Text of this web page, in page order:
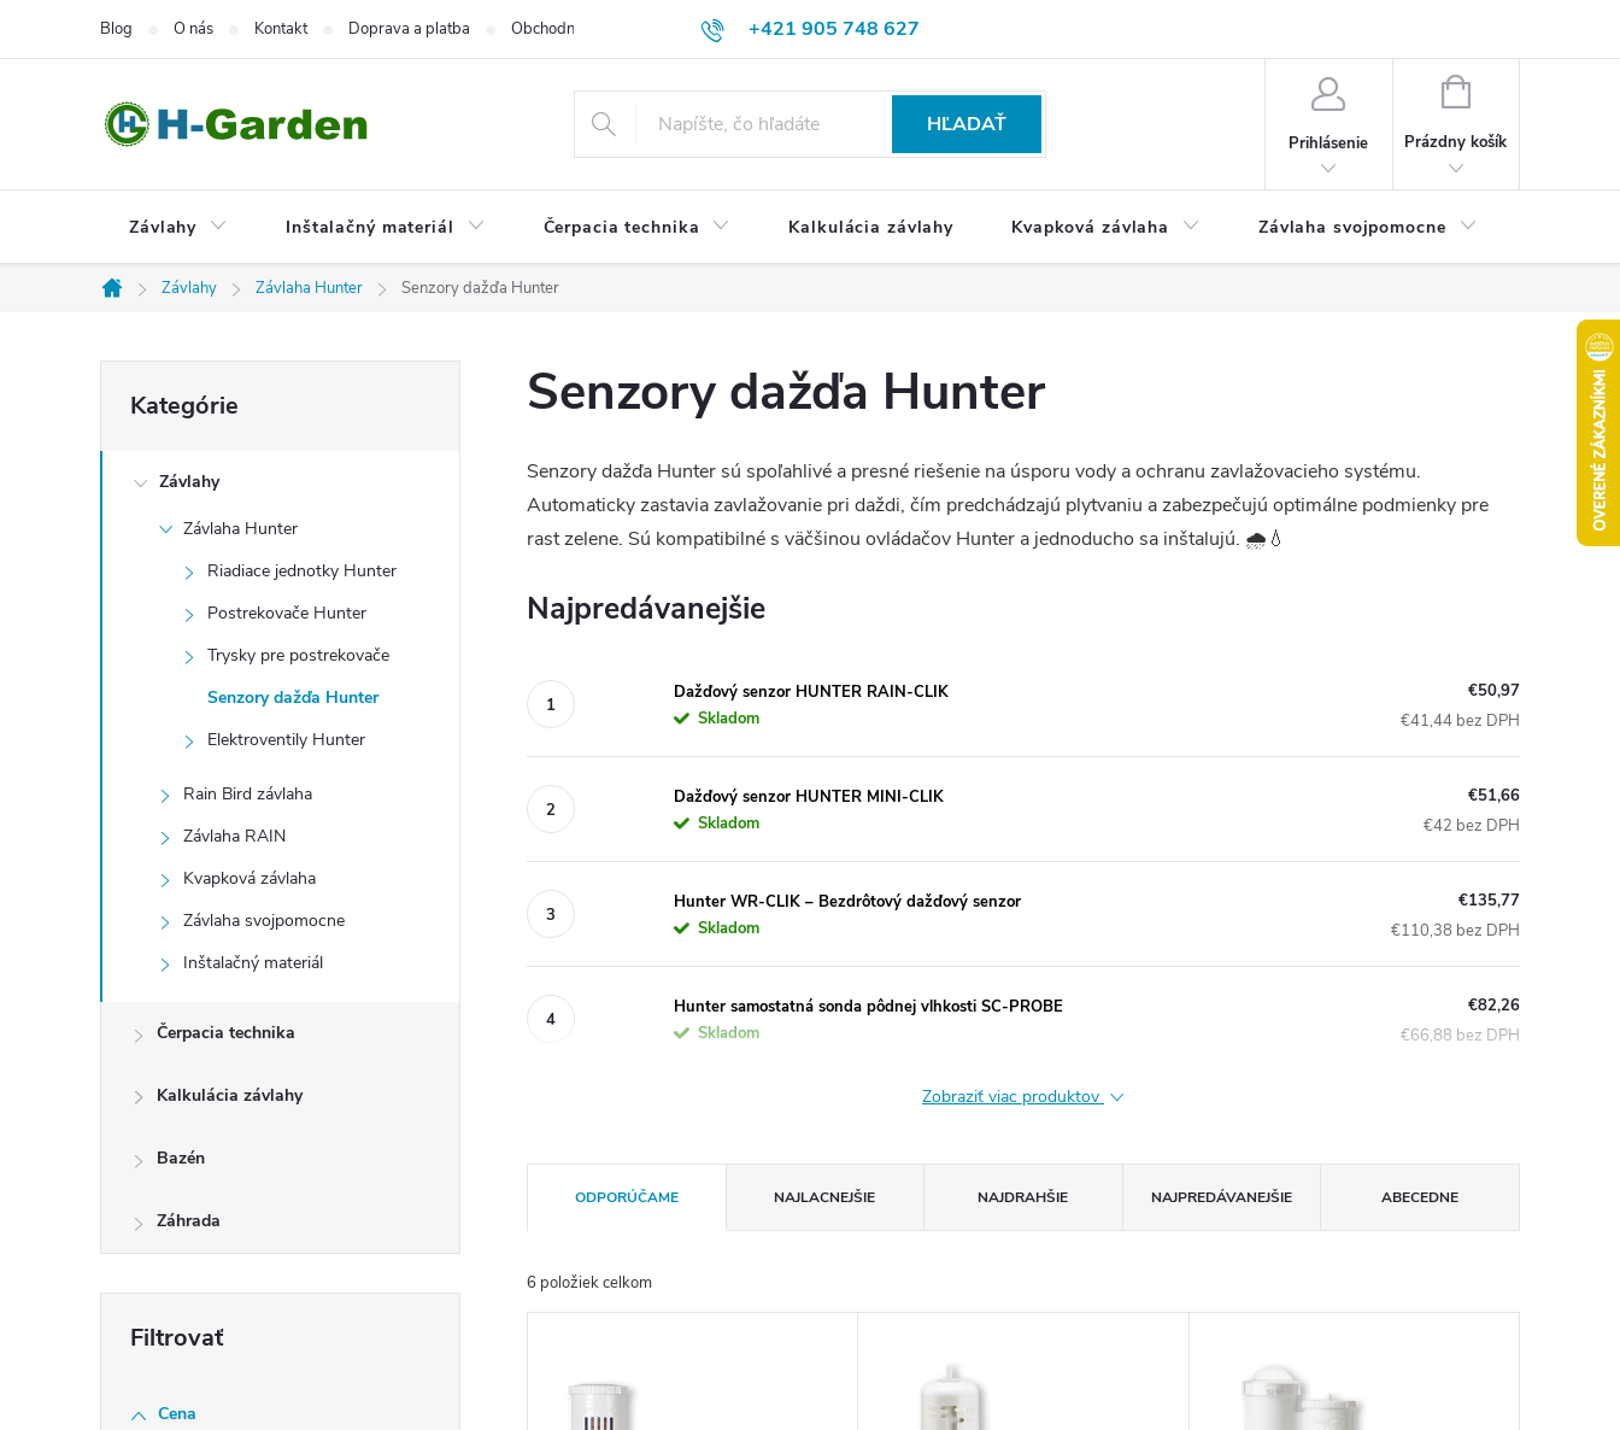
+421 905 748 627
Blog O nás Kontakt Doprava a platba Obchodné podmienky Ochrana osobných údajov
HĽADAŤ
Prihlásenie
NÁKUPNÝ
Prázdny košík
Závlahy Inštalačný materiál Čerpacia technika Kalkulácia závlahy Kvapková závlaha Závlaha svojpomocne
Domov
Závlahy Závlaha Hunter Senzory dažďa Hunter
o
kategórie
Kategórie
Závlahy
Závlaha Hunter
Riadiace jednotky Hunter
Postrekovače Hunter
Trysky pre postrekovače
Senzory dažďa Hunter
Elektroventily Hunter
Rain Bird závlaha
Závlaha RAIN
Kvapková závlaha
Závlaha svojpomocne
Inštalačný materiál
Čerpacia technika
Kalkulácia závlahy
Bazén
Záhrada
Cena
Senzory dažďa Hunter
Senzory dažďa Hunter sú spoľahlivé a presné riešenie na úsporu vody a ochranu zavlažovacieho systému.
Automaticky zastavia zavlažovanie pri daždi, čím predchádzajú plytvaniu a zabezpečujú optimálne podmienky pre
rast zelene. Sú kompatibilné s väčšinou ovládačov Hunter a jednoducho sa inštalujú. 🌧️💧
Najpredávanejšie
Dažďový senzor HUNTER RAIN-CLIK
Skladom
€50,97
€41,44 bez DPH
Dažďový senzor HUNTER MINI-CLIK
Skladom
€51,66
€42 bez DPH
Hunter WR-CLIK – Bezdrôtový dažďový senzor
Skladom
€135,77
€110,38 bez DPH
Hunter samostatná sonda pôdnej vlhkosti SC-PROBE
Skladom
€82,26
€66,88 bez DPH
Zobraziť viac produktov
a
d
ODPORÚČAME NAJLACNEJŠIE NAJDRAHŠIE NAJPREDÁVANEJŠIE ABECEDNE
6 položiek celkom